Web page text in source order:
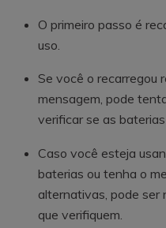
O primeiro passo é
uso.
Se você o recarregou
mensagem, pode
verificar se as
Caso você esteja
baterias ou tenha o
alternativas, pode ser
que verifiquem.